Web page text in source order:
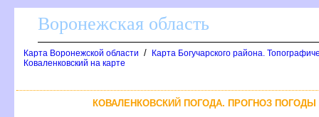
оронежская область
Карта Воронежской области /
Карта Богучарского района.
Коваленковский на карте
КОВАЛЕНКОВСКИЙ ПОГОДА. ПРОГНОЗ